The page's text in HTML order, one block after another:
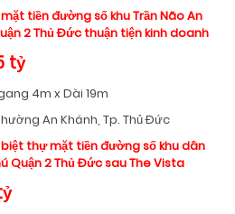
tiền đường số khu Trần Não An
2 Thủ Đức thuận tiện kinh doanh
tỷ
4m x Dài 19m
An Khánh, Tp. Thủ Đức
thự mặt tiền đường số khu dân
Quận 2 Thủ Đức sau The Vista